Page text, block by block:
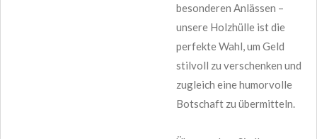
besonderen Anlässen –
unsere Holzhülle ist die
perfekte Wahl, um Geld
stilvoll zu verschenken und
zugleich eine humorvolle
Botschaft zu übermitteln.